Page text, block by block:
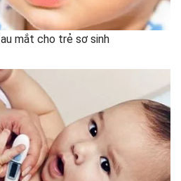
mắt cho trẻ sơ sinh